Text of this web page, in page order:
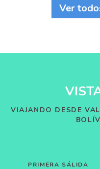
Ver
VIAJANDO DESDE
PRIMERA SÁLIDA